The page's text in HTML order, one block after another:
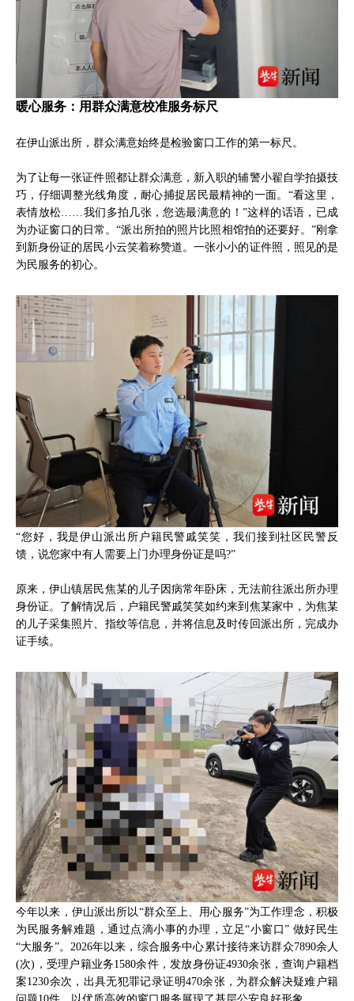
暖心服务：用群众满意校准服务标尺
在伊山派出所，群众满意始终是检验窗口工作的第一标尺。
为了让每一张证件照都让群众满意，新入职的辅警小翟自学拍摄技
巧，仔细调整光线角度，耐心捕捉居民最精神的一面。“看这里，
表情放松……我们多拍几张，您选最满意的！”这样的话语，已成
为办证窗口的日常。“派出所拍的照片比照相馆拍的还要好。”刚拿
到新身份证的居民小云笑着称赞道。一张小小的证件照，照见的是
为民服务的初心。
“您好，我是伊山派出所户籍民警戚笑笑，我们接到社区民警反
馈，说您家中有人需要上门办理身份证是吗?”
原来，伊山镇居民焦某的儿子因病常年卧床，无法前往派出所办理
身份证。了解情况后，户籍民警戚笑笑如约来到焦某家中，为焦某
的儿子采集照片、指纹等信息，并将信息及时传回派出所，完成办
证手续。
今年以来，伊山派出所以“群众至上、用心服务”为工作理念，积极
为民服务解难题，通过点滴小事的办理，立足“小窗口” 做好民生
“大服务”。2026年以来，综合服务中心累计接待来访群众7890余人
(次)，受理户籍业务1580余件，发放身份证4930余张，查询户籍档
案1230余次，出具无犯罪记录证明470余张，为群众解决疑难户籍